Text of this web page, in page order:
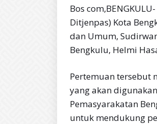
Bos
Ditjenpas) Kota
dan Umum,
Bengkulu, Helmi
Pertemuan tersebut
yang akan
Pemasyarakatan
untuk mendukung